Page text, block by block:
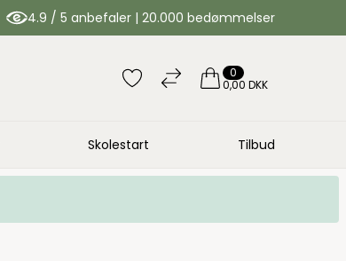
4.9 / 5 anbefaler | 20.000 bedømmelser
0
0,00 DKK
Skolestart Tilbud